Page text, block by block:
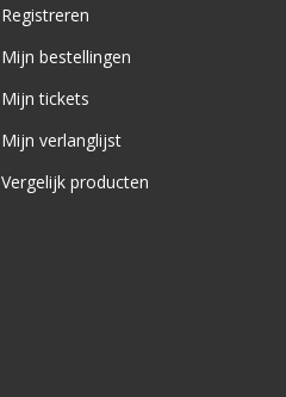
Registreren
Mijn bestellingen
Mijn tickets
Mijn verlanglijst
Vergelijk producten